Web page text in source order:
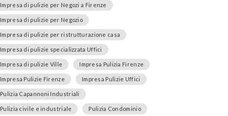
Impresa di pulizie per Negozi a Firenze
Impresa di pulizie per Negozio
Impresa di pulizie per ristrutturazione casa
Impresa di pulizie specializzata Uffici
Impresa di pulizie Ville Impresa Pulizia Firenze
Impresa Pulizie Firenze Impresa Pulizie Uffici
Pulizia Capannoni Industriali
Pulizia civile e industriale Pulizia Condominio